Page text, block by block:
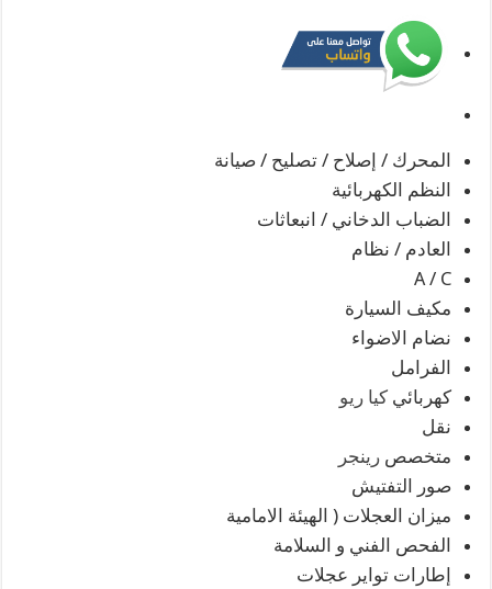
المحرك / إصلاح / تصليح / صيانة
النظم الكهربائية
الضباب الدخاني / انبعاثات
العادم / نظام
A / C
مكيف السيارة
نضام الاضواء
الفرامل
كهربائيكيا ريو
نقل
متخصصرينجر
صور التفتيش
ميزان العجلات ( الهيئة الامامية
الفحص الفني و السلامة
إطارات تواير عجلات